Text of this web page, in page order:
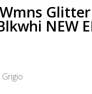
NEW